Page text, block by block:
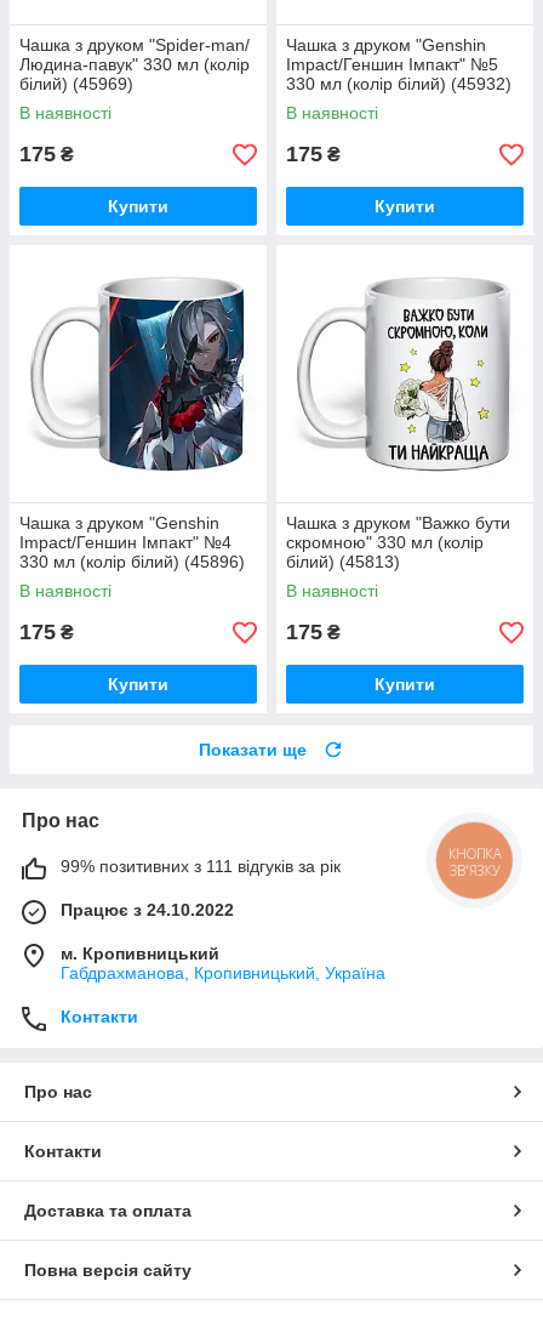
Чашка з друком "Spider-man/
Людина-павук" 330 мл (колір
білий) (45969)
В наявності
175 ₴
Купити
Чашка з друком "Genshin
Impact/Геншин Імпакт" №5
330 мл (колір білий) (45932)
В наявності
175 ₴
Купити
Чашка з друком "Genshin
Impact/Геншин Імпакт" №4
330 мл (колір білий) (45896)
В наявності
175 ₴
Купити
Чашка з друком "Важко бути
скромною" 330 мл (колір
білий) (45813)
В наявності
175 ₴
Купити
Показати ще
Про нас
99% позитивних з 111 відгуків за рік
Працює з 24.10.2022
м. Кропивницький
Габдрахманова, Кропивницький, Україна
Контакти
Про нас
Контакти
Доставка та оплата
Повна версія сайту
КНОПКА
ЗВ'ЯЗКУ